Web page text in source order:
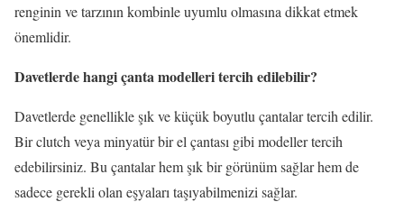
renginin ve tarzının kombinle uyumlu olmasına dikkat etmek
önemlidir.
Davetlerde hangi çanta modelleri tercih edilebilir?
Davetlerde genellikle şık ve küçük boyutlu çantalar tercih edilir.
Bir clutch veya minyatür bir el çantası gibi modeller tercih
edebilirsiniz. Bu çantalar hem şık bir görünüm sağlar hem de
sadece gerekli olan eşyaları taşıyabilmenizi sağlar.